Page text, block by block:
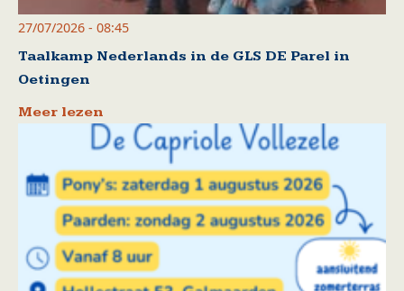
27/07/2026 - 08:45
Taalkamp Nederlands in de GLS DE Parel in
Oetingen
Meer lezen